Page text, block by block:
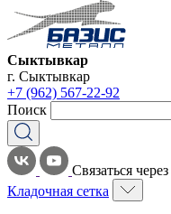
Сыктывкар
г. Сыктывкар
+7 (962) 567-22-92
Поиск
Связаться через
Кладочная сетка